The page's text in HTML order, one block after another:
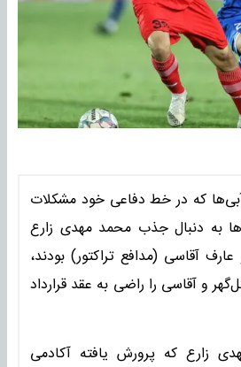
که در خط دفاعی خود مشکلات
به دنبال جذب محمد مهدی زارع
آقاسی (مدافع تراکتور) بودند،
و آقاسی را راضی به عقد قرارداد
زارع که پرورش یافته آکادمی